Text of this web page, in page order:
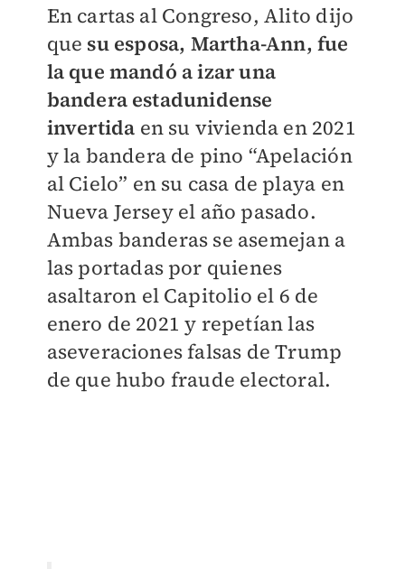
En cartas al Congreso, Alito dijo
que su esposa, Martha-Ann, fue
la que mandó a izar una
bandera estadunidense
invertida en su vivienda en 2021
y la bandera de pino “Apelación
al Cielo” en su casa de playa en
Nueva Jersey el año pasado.
Ambas banderas se asemejan a
las portadas por quienes
asaltaron el Capitolio el 6 de
enero de 2021 y repetían las
aseveraciones falsas de Trump
de que hubo fraude electoral.